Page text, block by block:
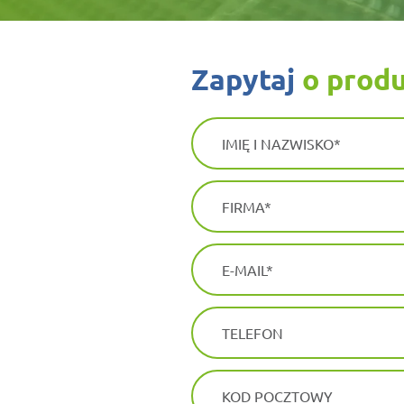
zapytaj o
IMIĘ I NAZWISKO
FIRMA
E-MAIL
TELEFON
KOD POCZTOWY